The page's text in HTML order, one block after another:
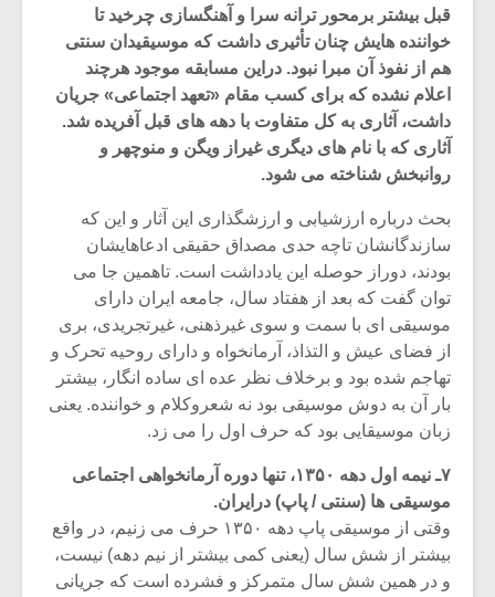
قبل بیشتر برمحور ترانه سرا و آهنگسازی چرخید تا
خواننده هایش چنان تأثیری داشت که موسیقیدان سنتی
هم از نفوذ آن مبرا نبود. دراین مسابقه موجود هرچند
اعلام نشده که برای کسب مقام «تعهد اجتماعی» جریان
داشت، آثاری به کل متفاوت با دهه های قبل آفریده شد.
آثاری که با نام های دیگری غیراز ویگن و منوچهر و
روانبخش شناخته می شود.
بحث درباره ارزشیابی و ارزشگذاری این آثار و این که
سازندگانشان تاچه حدی مصداق حقیقی ادعاهایشان
بودند، دوراز حوصله این یادداشت است. تاهمین جا می
توان گفت که بعد از هفتاد سال، جامعه ایران دارای
موسیقی ای با سمت و سوی غیرذهنی، غیرتجریدی، بری
از فضای عیش و التذاذ، آرمانخواه و دارای روحیه تحرک و
تهاجم شده بود و برخلاف نظر عده ای ساده انگار، بیشتر
بار آن به دوش موسیقی بود نه شعروکلام و خواننده. یعنی
زبان موسیقایی بود که حرف اول را می زد.
۷ـ نیمه اول دهه ۱۳۵۰، تنها دوره آرمانخواهی اجتماعی
موسیقی ها (سنتی ‎/ پاپ) درایران.
وقتی از موسیقی پاپ دهه ۱۳۵۰ حرف می زنیم، در واقع
بیشتر از شش سال (یعنی کمی بیشتر از نیم دهه) نیست،
و در همین شش سال متمرکز و فشرده است که جریانی